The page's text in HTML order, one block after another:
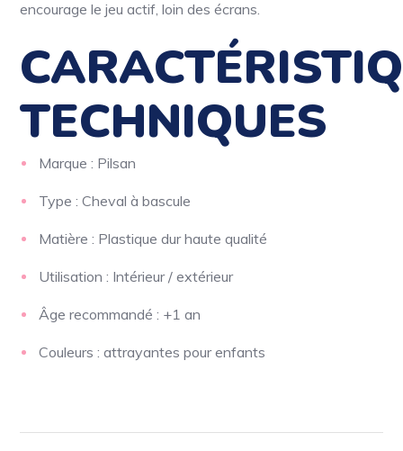
encourage le jeu actif, loin des écrans.
TECHNIQUES
Marque : Pilsan
Type : Cheval à bascule
Matière : Plastique dur haute qualité
Utilisation : Intérieur / extérieur
Âge recommandé : +1 an
Couleurs : attrayantes pour enfants